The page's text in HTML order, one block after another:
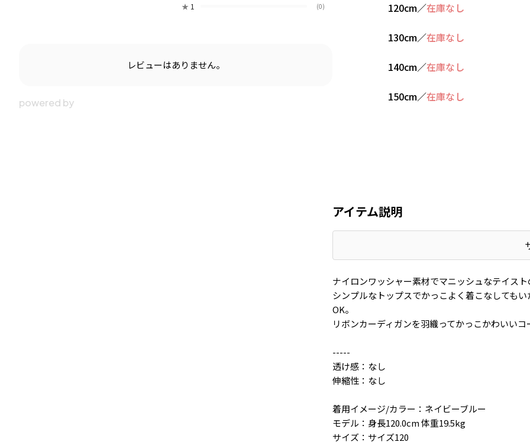
★ 1 (0)
レビューはありません。
120cm／在庫なし
130cm／在庫なし
140cm／在庫なし
150cm／在庫なし
アイテム説明
ナイロンワッシャー素材でマニッシュなテイス
シンプルなトップスでかっこよく着こなしても
OK。
リボンカーディガンを羽織ってかっこかわいい
-----
透け感：なし
伸縮性：なし
着用イメージ/カラー：ネイビーブルー
モデル：身長120.0cm 体重19.5kg
サイズ：サイズ120